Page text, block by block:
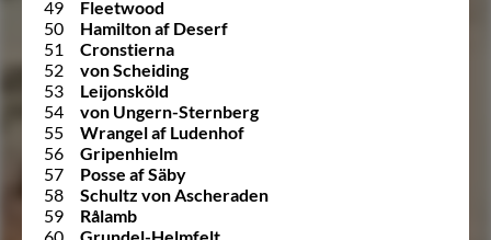
49
Fleetwood
50
Hamilton af Deserf
51
Cronstierna
52
von Scheiding
53
Leijonsköld
54
von Ungern-Sternberg
55
Wrangel af Ludenhof
56
Gripenhielm
57
Posse af Säby
58
Schultz von Ascheraden
59
Rålamb